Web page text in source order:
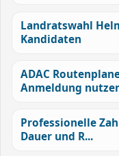
Landratswahl
Kandidaten
ADAC
Anmeldung
Professionelle
Dauer und R...